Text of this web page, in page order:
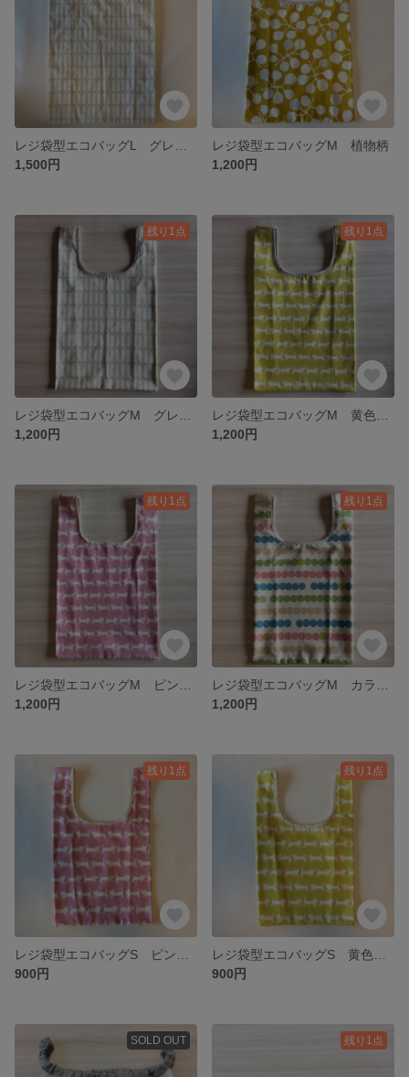
1,500円
レジ袋型エコバッグM 植物柄
1,200円
残り1点
1,200円
残り1点
1,200円
残り1点
1,200円
残り1点
1,200円
残り1点
900円
残り1点
900円
SOLD OUT 残り1点